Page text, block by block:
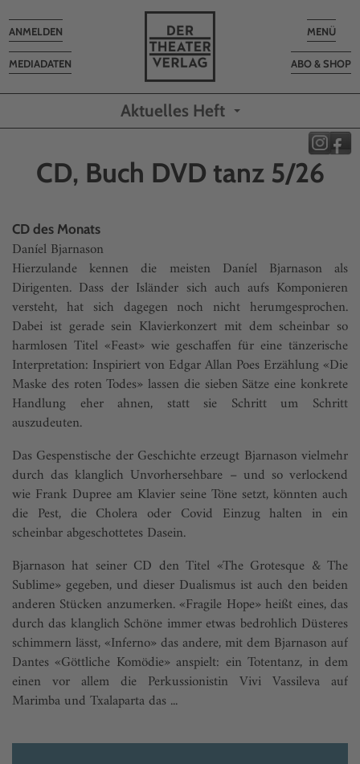
Toggle
MENÜ
ABO & SHOP
MEDIADATEN
Toggle
navigation
ANMELDEN
Aktuelles Heft
CD, Buch DVD tanz 5/26
CD des Monats
Daníel Bjarnason
Hierzulande kennen die meisten Daníel Bjarnason als
Dirigenten. Dass der Isländer sich auch aufs Komponieren
versteht, hat sich dagegen noch nicht herumgesprochen.
Dabei ist gerade sein Klavierkonzert mit dem scheinbar so
harmlosen Titel «Feast» wie geschaffen für eine tänzerische
Interpretation: Inspiriert von Edgar Allan Poes Erzählung «Die
Maske des roten Todes» lassen die sieben Sätze eine konkrete
Handlung eher ahnen, statt sie Schritt um Schritt
auszudeuten.
Das Gespenstische der Geschichte erzeugt Bjarnason vielmehr
durch das klanglich Unvorhersehbare – und so verlockend
wie Frank Dupree am Klavier seine Töne setzt, könnten auch
die Pest, die Cholera oder Covid Einzug halten in ein
scheinbar abgeschottetes Dasein.
Bjarnason hat seiner CD den Titel «The Grotesque & The
Sublime» gegeben, und dieser Dualismus ist auch den beiden
anderen Stücken anzumerken. «Fragile Hope» heißt eines, das
durch das klanglich Schöne immer etwas bedrohlich Düsteres
schimmern lässt, «Inferno» das andere, mit dem Bjarnason auf
Dantes «Göttliche Komödie» anspielt: ein Totentanz, in dem
einen vor allem die Perkussionistin Vivi Vassileva auf
Marimba und Txalaparta das ...